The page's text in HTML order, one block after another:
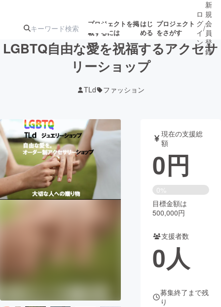
プロジェクトを掲
載するには
はじ
める
プロジェクト
をさがす
ジェクト
ロジェクト
アート・写真 音楽
テクノロジー・ガジェット ゲーム・サ
映像・映画 書籍・雑誌
チャレンジ
CAMPFIRE Creation
CAMPFIREふるさと納税
ロ
グ
イ
ン
/
新
規
会
員
登
録
LGBTQ自由な愛を祝福するアクセサ
リーショップ
TLd ファッション
現在の支援総
額
0円
0%
目標金額は
500,000円
支援者数
0人
募集終了まで残
り